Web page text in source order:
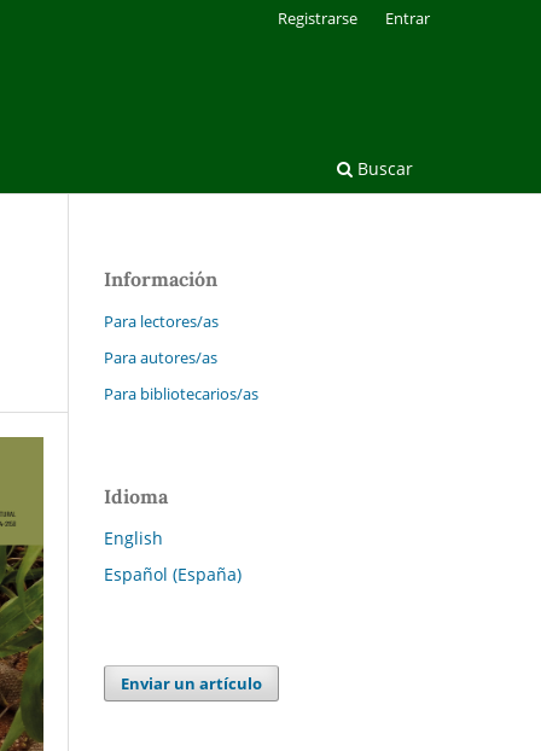
Buscar
Registrarse Entrar
Información
Para lectores/as
Para autores/as
Para bibliotecarios/as
Idioma
English
Español (España)
Enviar un artículo